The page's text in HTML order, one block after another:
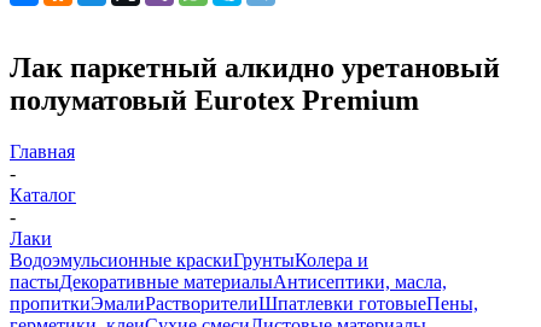
Лак паркетный алкидно уретановый
полуматовый Eurotex Premium
Главная
-
Каталог
-
Лаки
Водоэмульсионные краскиГрунтыКолера и
пастыДекоративные материалыАнтисептики, масла,
пропиткиЭмалиРастворителиШпатлевки готовыеПены,